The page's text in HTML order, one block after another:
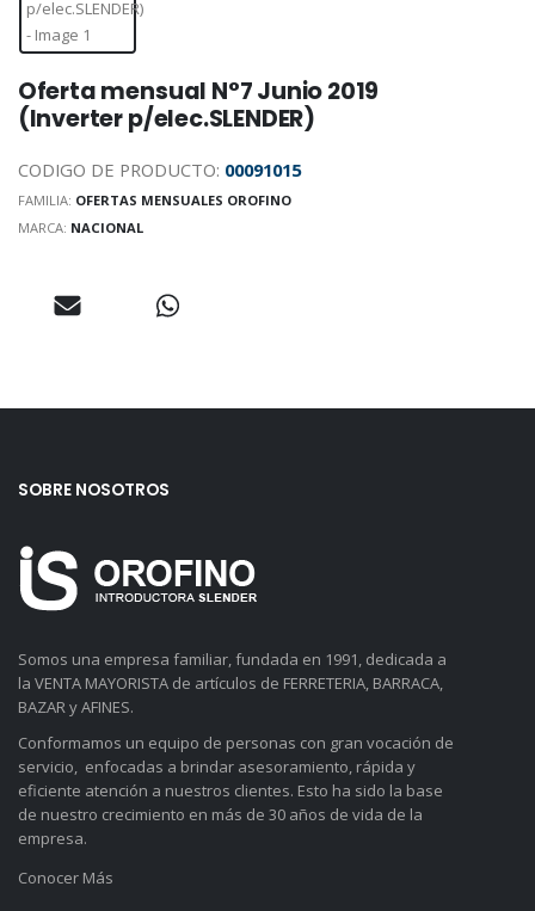
Oferta mensual N°7 Junio 2019
(Inverter p/elec.SLENDER)
CODIGO DE PRODUCTO: 00091015
FAMILIA: OFERTAS MENSUALES OROFINO
MARCA: NACIONAL
SOBRE NOSOTROS
Somos una empresa familiar, fundada en 1991, dedicada a
la VENTA MAYORISTA de artículos de FERRETERIA, BARRACA,
BAZAR y AFINES.
Conformamos un equipo de personas con gran vocación de
servicio, enfocadas a brindar asesoramiento, rápida y
eficiente atención a nuestros clientes. Esto ha sido la base
de nuestro crecimiento en más de 30 años de vida de la
empresa.
Conocer Más